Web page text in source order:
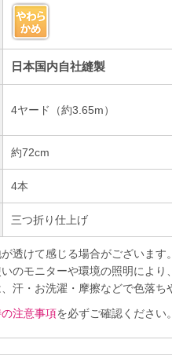
日本国内自社縫製
4ヤード（約3.65m）
約72cm
4本
三つ折り仕上げ
透けて感じる場合がございます
のモニターや環境の照明により
汗・お洗濯・摩擦などで色落
注意事項を必ずご確認ください。